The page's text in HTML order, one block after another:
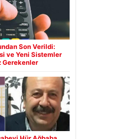
Son Verildi:
ve Yeni Sistemler
Gerekenler